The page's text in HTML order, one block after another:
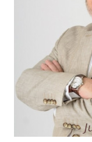
Your Name
Your E-mail*
Guarda mi